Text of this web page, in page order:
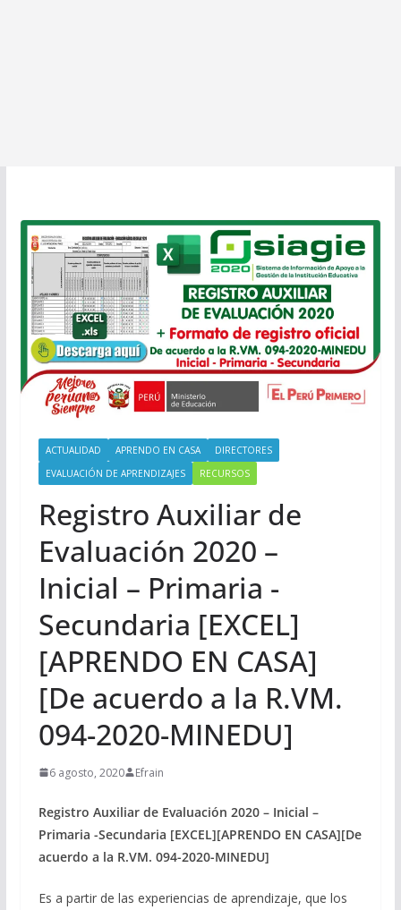
ACTUALIDAD APRENDO EN CASA
DIRECTORES
EVALUACIÓN DE APRENDIZAJES
RECURSOS
Registro Auxiliar de
Evaluación 2020 –
Inicial – Primaria -
Secundaria [EXCEL]
[APRENDO EN CASA]
[De acuerdo a la R.VM.
094-2020-MINEDU]
6 agosto, 2020 Efrain
Registro Auxiliar de Evaluación 2020 – Inicial –
Primaria -Secundaria [EXCEL][APRENDO EN CASA][De
acuerdo a la R.VM. 094-2020-MINEDU]
Es a partir de las experiencias de aprendizaje, que los